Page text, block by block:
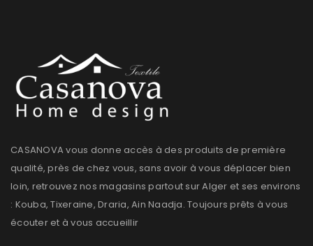
CASANOVA vous donne accès à des produits de première
qualité, près de chez vous, sans avoir à vous déplacer bien
loin, retrouvez nos magasins partout sur Alger et ses environs
: Kouba, Tixeraine, Draria, Ain Naadja. Toujours prêts à vous
écouter et à vous accueillir